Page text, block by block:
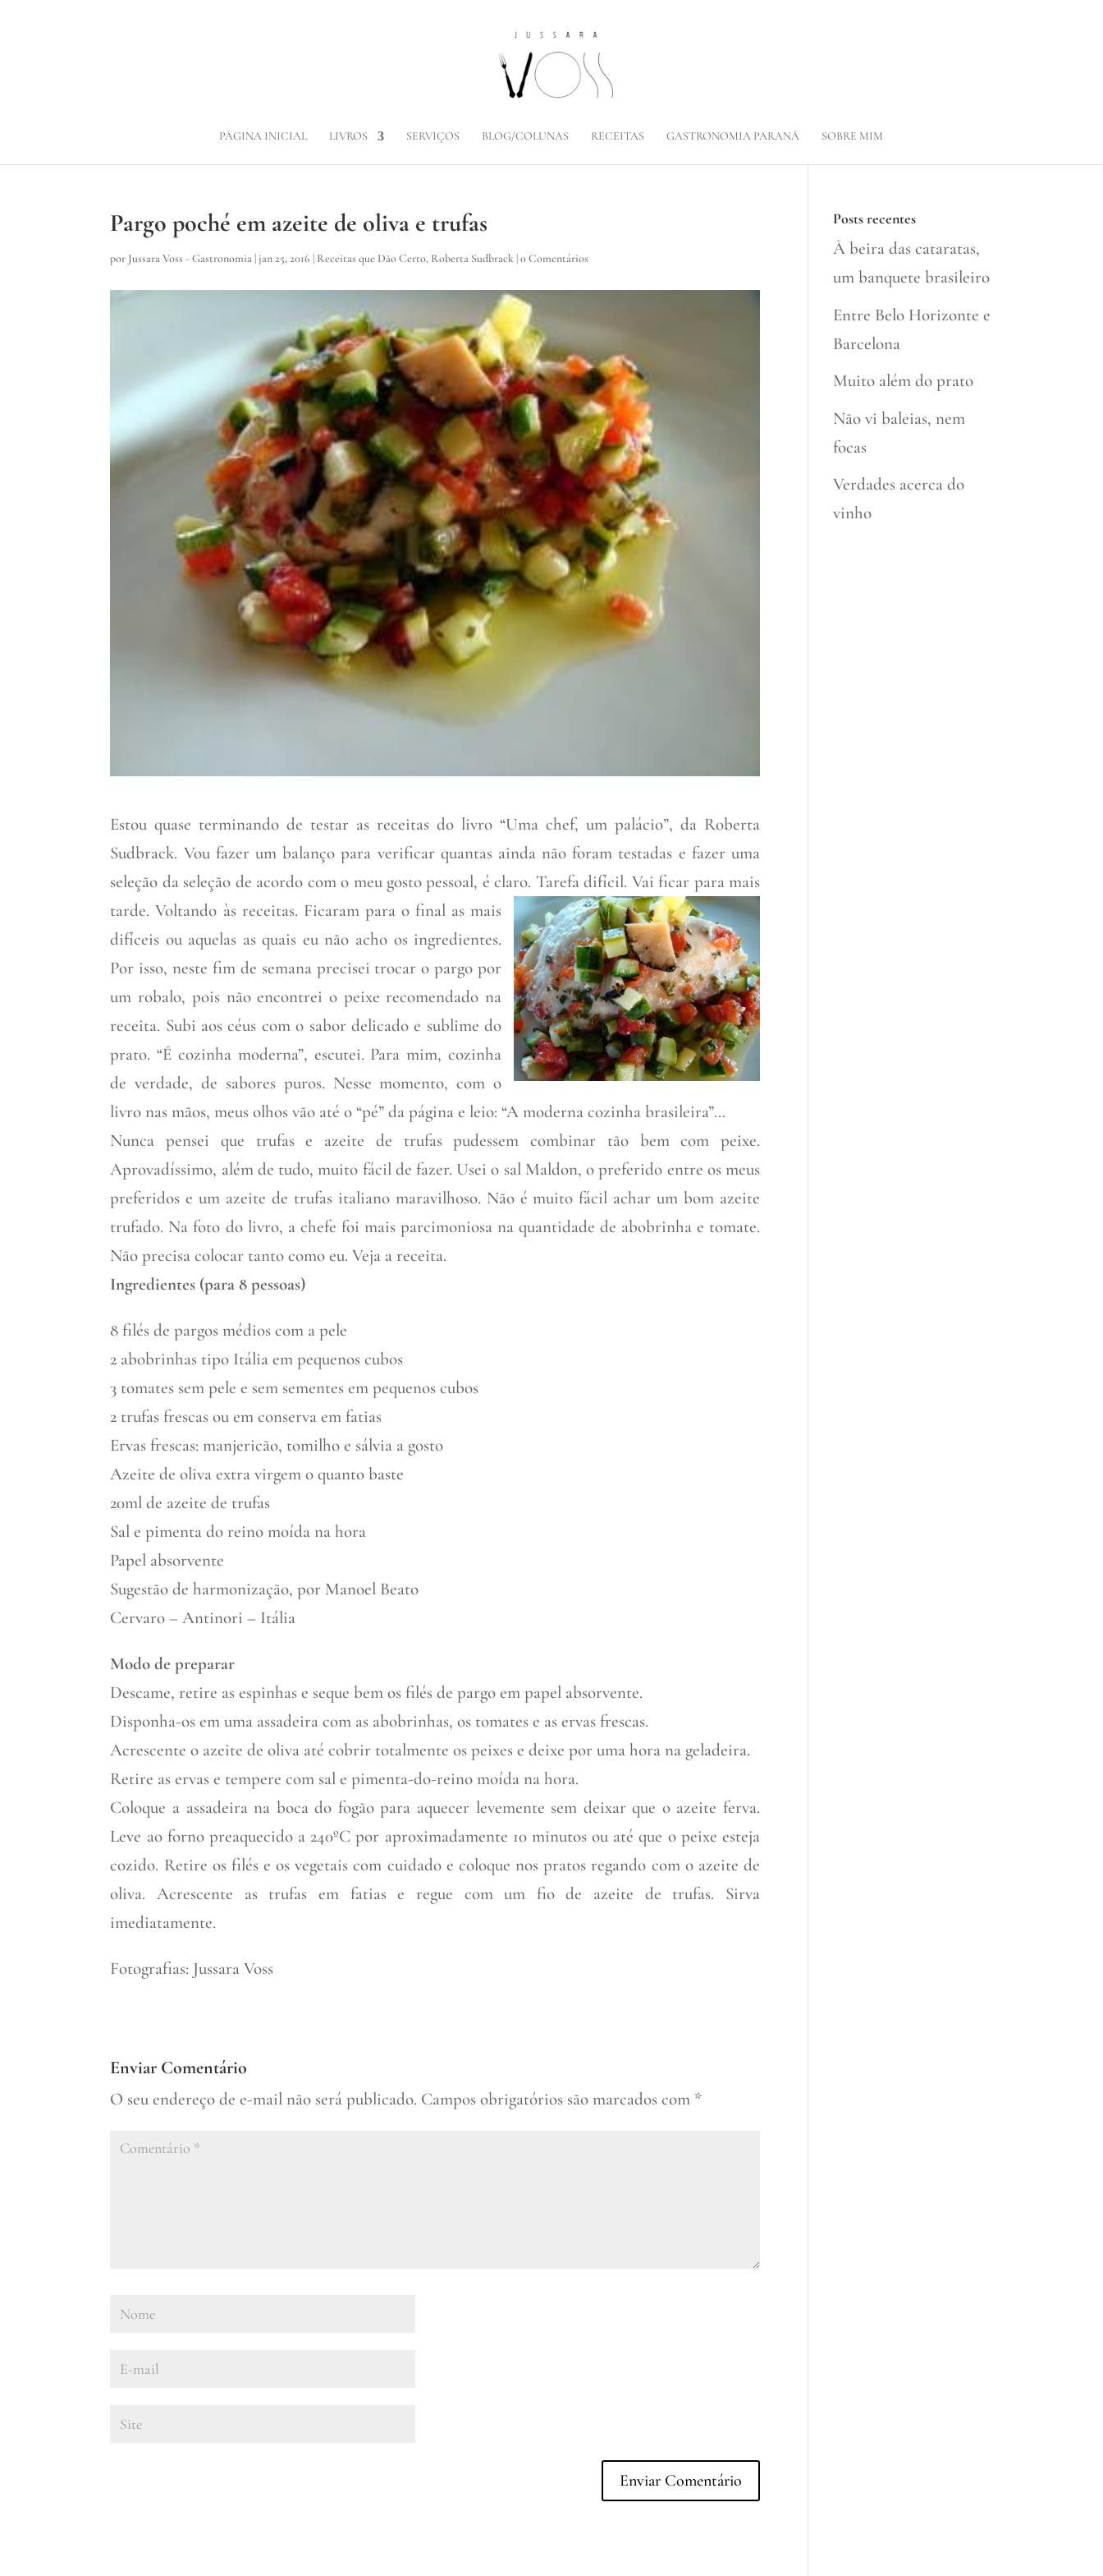
PÁGINA INICIAL LIVROS SERVIÇOS BLOG/COLUNAS RECEITAS GASTRONOMIA PARANÁ SOBRE MIM
Pargo poché em azeite de oliva e trufas
por Jussara Voss - Gastronomia |jan 25, 2016 | Receitas que Dão Certo, Roberta Sudbrack |0 Comentários
Estou quase terminando de testar as receitas do livro “Uma chef, um palácio”, da Roberta
Sudbrack. Vou fazer um balanço para verificar quantas ainda não foram testadas e fazer uma
seleção da seleção de acordo com o meu gosto pessoal, é claro. Tarefa difícil. Vai ficar para mais
tarde.Voltando às receitas. Ficaram para o final as mais
difíceis ou aquelas as quais eu não acho os ingredientes.
Por isso, neste fim de semana precisei trocar o pargo por
um robalo, pois não encontrei o peixe recomendado na
receita. Subi aos céus com o sabor delicado e sublime do
prato. “É cozinha moderna”, escutei. Para mim, cozinha
de verdade, de sabores puros. Nesse momento, com o
livro nas mãos, meus olhos vão até o “pé” da página e leio: “A moderna cozinha brasileira”…
Nunca pensei que trufas e azeite de trufas pudessem combinar tão bem com peixe.
Aprovadíssimo, além de tudo, muito fácil de fazer. Usei o sal Maldon, o preferido entre os meus
preferidos e um azeite de trufas italiano maravilhoso. Não é muito fácil achar um bom azeite
trufado. Na foto do livro, a chefe foi mais parcimoniosa na quantidade de abobrinha e tomate.
Não precisa colocar tanto como eu. Veja a receita.
Ingredientes (para 8 pessoas)
8 filés de pargos médios com a pele
2 abobrinhas tipo Itália em pequenos cubos
3 tomates sem pele e sem sementes em pequenos cubos
2 trufas frescas ou em conserva em fatias
Ervas frescas: manjericão, tomilho e sálvia a gosto
Azeite de oliva extra virgem o quanto baste
20ml de azeite de trufas
Sal e pimenta do reino moída na hora
Papel absorvente
Sugestão de harmonização, por Manoel Beato
Cervaro – Antinori – Itália
Modo de preparar
Descame, retire as espinhas e seque bem os filés de pargo em papel absorvente.
Disponha-os em uma assadeira com as abobrinhas, os tomates e as ervas frescas.
Acrescente o azeite de oliva até cobrir totalmente os peixes e deixe por uma hora na geladeira.
Retire as ervas e tempere com sal e pimenta-do-reino moída na hora.
Coloque a assadeira na boca do fogão para aquecer levemente sem deixar que o azeite ferva.
Leve ao forno preaquecido a 240ºC por aproximadamente 10 minutos ou até que o peixe esteja
cozido. Retire os filés e os vegetais com cuidado e coloque nos pratos regando com o azeite de
oliva. Acrescente as trufas em fatias e regue com um fio de azeite de trufas. Sirva
imediatamente.
Fotografias: Jussara Voss
Enviar Comentário
O seu endereço de e-mail não será publicado. Campos obrigatórios são marcados com *
Posts recentes
À beira das cataratas,
um banquete brasileiro
Entre Belo Horizonte e
Barcelona
Muito além do prato
Não vi baleias, nem
focas
Verdades acerca do
vinho